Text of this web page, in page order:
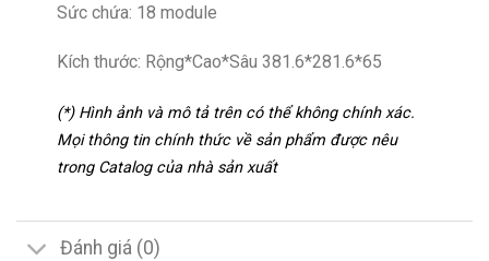
Sức chứa: 18 module
Kích thước: Rộng*Cao*Sâu 381.6*281.6*65
(*) Hình ảnh và mô tả trên có thể không chính xác.
Mọi thông tin chính thức về sản phẩm được nêu
trong Catalog của nhà sản xuất
Đánh giá (0)